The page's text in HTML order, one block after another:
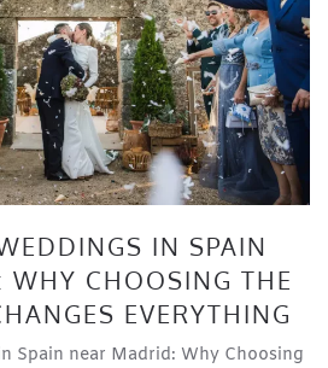
IN SPAIN
WHY CHOOSING THE
EVERYTHING
Spain near Madrid: Why Choosing